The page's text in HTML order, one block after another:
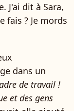
J'ai dit à Sara,
fais ? Je mords
dans un
de travail !
et des gens